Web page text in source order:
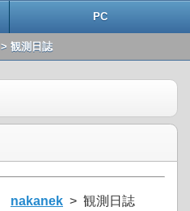
PC
> 観測日誌
nakanek > 観測日誌